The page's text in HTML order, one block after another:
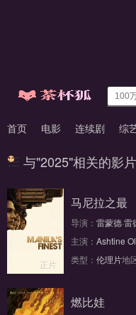
首页 电影 连续剧 综
与"2025"相关的影片
正片
马尼拉之最
导演： 雷蒙德·雷
主演： Ashtine
类型： 伦理片地
燃比娃